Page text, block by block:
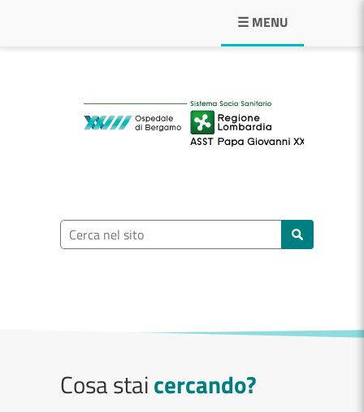
☰ MENU
ASST Papa
Ricerca nel sito
Cosa staicercando?